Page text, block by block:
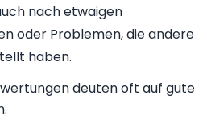
nach etwaigen
oder Problemen, die andere
haben.
deuten oft auf gute